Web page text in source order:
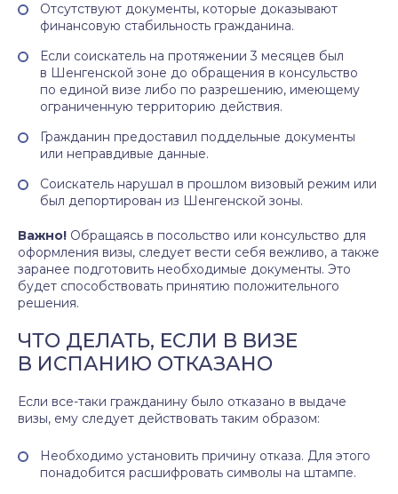
Отсутствуют документы, которые доказывают
финансовую стабильность гражданина.
Если соискатель на протяжении 3 месяцев был
в Шенгенской зоне до обращения в консульство
по единой визе либо по разрешению, имеющему
ограниченную территорию действия.
Гражданин предоставил поддельные документы
или неправдивые данные.
Соискатель нарушал в прошлом визовый режим или
был депортирован из Шенгенской зоны.
Важно! Обращаясь в посольство или консульство для
оформления визы, следует вести себя вежливо, а также
заранее подготовить необходимые документы. Это
будет способствовать принятию положительного
решения.
ЧТО ДЕЛАТЬ, ЕСЛИ В ВИЗЕ
В ИСПАНИЮ ОТКАЗАНО
Если все-таки гражданину было отказано в выдаче
визы, ему следует действовать таким образом:
Необходимо установить причину отказа. Для этого
понадобится расшифровать символы на штампе.